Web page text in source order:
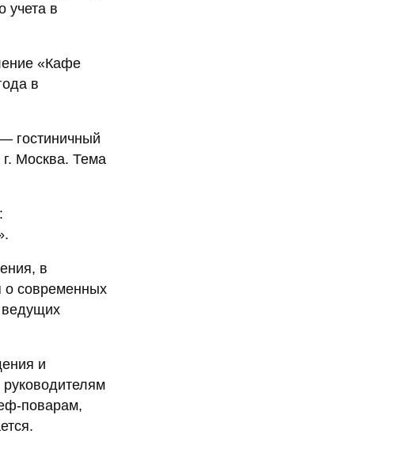
учета в
«Кафе
в
гостиничный
г. Москва. Тема
в
о современных
ведущих
и
поварам,